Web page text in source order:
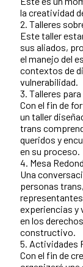
la creatividad
2. Talleres
Este taller
sus aliados,
el manejo del
contextos de
vulnerabilidad.
3. Talleres
Con el fin de
un taller
trans
queridos y
en su proceso.
4. Mesa
Una
personas
experiencias y
en los
constructivo.
5. Actividades
Con el fin de